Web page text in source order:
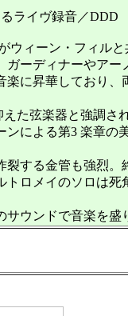
ライヴ録音／DDD
ィーン・フィルと
ーディナーやアー
に昇華しており
た弦楽器と強調
による第3 楽章
る金管も強烈。
ロメイのソロは
ンドで音楽を盛